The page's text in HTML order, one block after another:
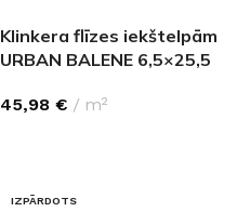
Klinkera flīzes iekštelpām
URBAN BALENE 6,5×25,5
45,98 € m²
IZPĀRDOTS